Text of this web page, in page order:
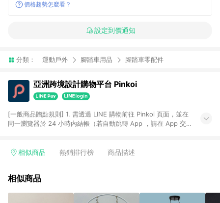
價格趨勢怎麼看？
設定到價通知
分類： 運動戶外 腳踏車用品 腳踏車零配件
亞洲跨境設計購物平台 Pinkoi
[一般商品贈點規則] 1. 需透過 LINE 購物前往 Pinkoi 頁面，並在
同一瀏覽器於 24 小時內結帳（若自動跳轉 App ，請在 App 交
回饋訂單不得享有 Pinkoi 站方優惠，例如首購優惠，P coins，
行為，不具贈點資格，部分退款不在此限。 6. APP 請更新至
貨後 45 天後發送。 8. 群眾募資商品，禮物卡，開館保證金，補
相似商品 熱銷排行榜 商品描述
相似商品